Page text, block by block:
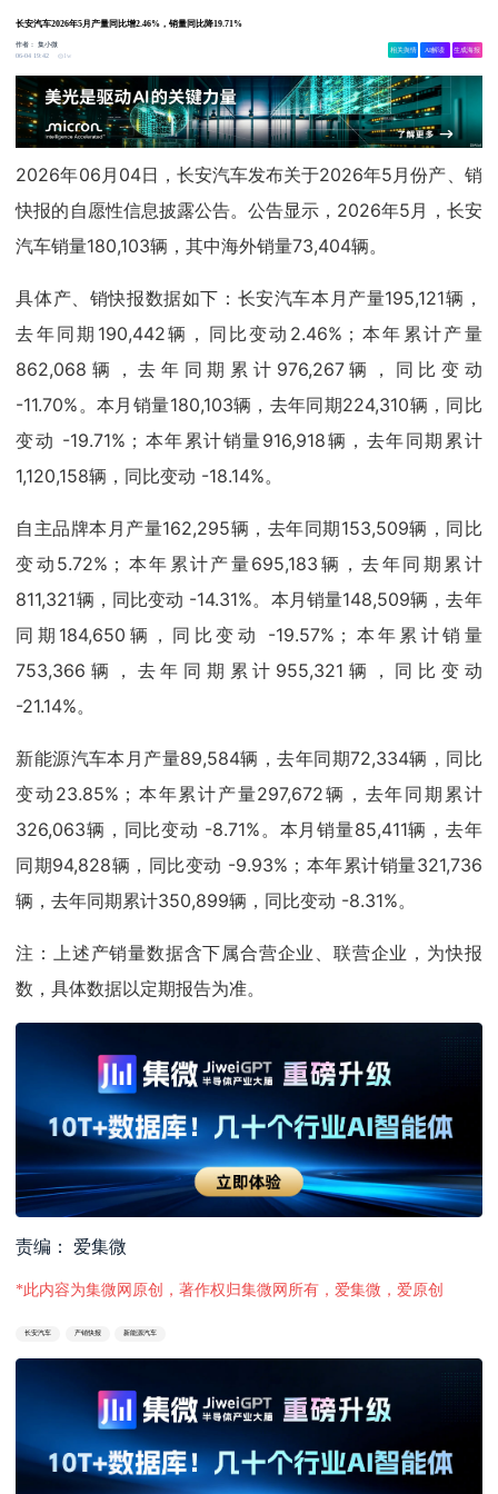
长安汽车2026年5月产量同比增2.46%，销量同比降19.71%
作者：集小微
06-04 19:42
1w
相关舆情 AI解读 生成海报
2026年06月04日，长安汽车发布关于2026年5月份产、销
快报的自愿性信息披露公告。公告显示，2026年5月，长安
汽车销量180,103辆，其中海外销量73,404辆。
具体产、销快报数据如下：长安汽车本月产量195,121辆，
去年同期190,442辆，同比变动2.46%；本年累计产量
862,068辆，去年同期累计976,267辆，同比变动
-11.70%。本月销量180,103辆，去年同期224,310辆，同比
变动 -19.71%；本年累计销量916,918辆，去年同期累计
1,120,158辆，同比变动 -18.14%。
自主品牌本月产量162,295辆，去年同期153,509辆，同比
变动5.72%；本年累计产量695,183辆，去年同期累计
811,321辆，同比变动 -14.31%。本月销量148,509辆，去年
同期184,650辆，同比变动 -19.57%；本年累计销量
753,366辆，去年同期累计955,321辆，同比变动
-21.14%。
新能源汽车本月产量89,584辆，去年同期72,334辆，同比
变动23.85%；本年累计产量297,672辆，去年同期累计
326,063辆，同比变动 -8.71%。本月销量85,411辆，去年
同期94,828辆，同比变动 -9.93%；本年累计销量321,736
辆，去年同期累计350,899辆，同比变动 -8.31%。
注：上述产销量数据含下属合营企业、联营企业，为快报
数，具体数据以定期报告为准。
责编： 爱集微
*此内容为集微网原创，著作权归集微网所有，爱集微，爱原创
长安汽车 产销快报 新能源汽车